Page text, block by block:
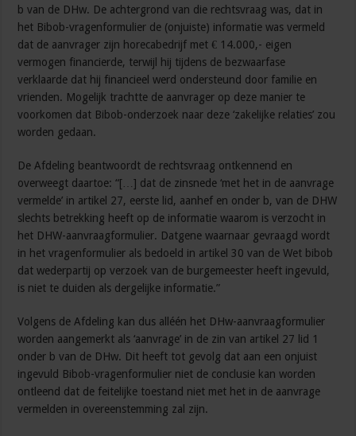
b van de DHw. De achtergrond van die rechtsvraag was, dat in
het Bibob-vragenformulier de (onjuiste) informatie was vermeld
dat de aanvrager zijn horecabedrijf met € 14.000,- eigen
vermogen financierde, terwijl hij tijdens de bezwaarfase
verklaarde dat hij financieel werd ondersteund door familie en
vrienden. Mogelijk trachtte de aanvrager op deze manier te
voorkomen dat Bibob-onderzoek naar deze ‘zakelijke relaties’ zou
worden gedaan.
De Afdeling beantwoordt de rechtsvraag ontkennend en
overweegt daartoe: “[…] dat de zinsnede ‘met het in de aanvrage
vermelde’ in artikel 27, eerste lid, aanhef en onder b, van de DHW
slechts betrekking heeft op de informatie waarom is verzocht in
het DHW-aanvraagformulier. Datgene waarnaar gevraagd wordt
in het vragenformulier als bedoeld in artikel 30 van de Wet bibob
dat wederpartij op verzoek van de burgemeester heeft ingevuld,
is niet te duiden als dergelijke informatie.”
Volgens de Afdeling kan dus alléén het DHw-aanvraagformulier
worden aangemerkt als ‘aanvrage’ in de zin van artikel 27 lid 1
onder b van de DHw. Dit heeft tot gevolg dat aan een onjuist
ingevuld Bibob-vragenformulier niet de conclusie kan worden
ontleend dat de feitelijke toestand niet met het in de aanvrage
vermelden in overeenstemming zal zijn.